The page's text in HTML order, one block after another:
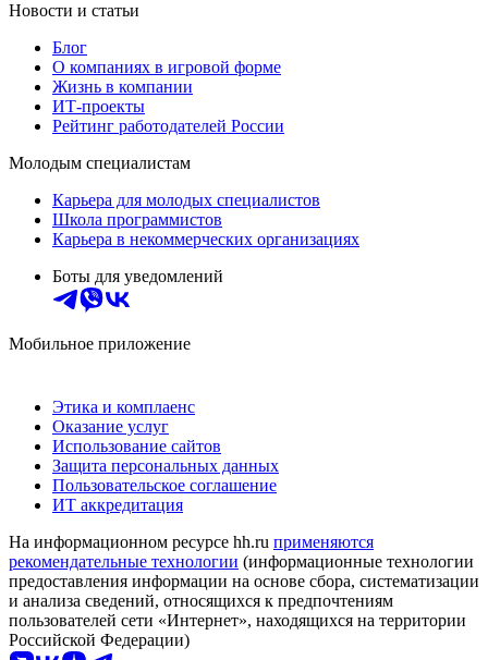
Новости и статьи
Блог
О компаниях в игровой форме
Жизнь в компании
ИТ-проекты
Рейтинг работодателей России
Молодым специалистам
Карьера для молодых специалистов
Школа программистов
Карьера в некоммерческих организациях
Боты для уведомлений
Мобильное приложение
Этика и комплаенс
Оказание услуг
Использование сайтов
Защита персональных данных
Пользовательское соглашение
ИТ аккредитация
На информационном ресурсе hh.ru применяются
рекомендательные технологии (информационные технологии
предоставления информации на основе сбора, систематизации
и анализа сведений, относящихся к предпочтениям
пользователей сети «Интернет», находящихся на территории
Российской Федерации)